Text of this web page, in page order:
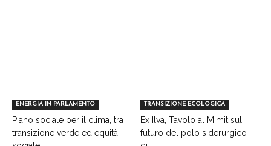
ENERGIA IN PARLAMENTO
Piano sociale per il clima, tra
transizione verde ed equità
TRANSIZIONE ECOLOGICA
Ex Ilva, Tavolo al Mimit sul
futuro del polo siderurgico